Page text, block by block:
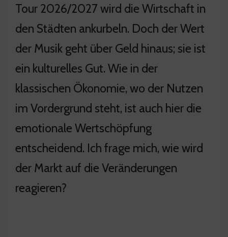
Tour 2026/2027 wird die Wirtschaft in
den Städten ankurbeln. Doch der Wert
der Musik geht über Geld hinaus; sie ist
ein kulturelles Gut. Wie in der
klassischen Ökonomie, wo der Nutzen
im Vordergrund steht, ist auch hier die
emotionale Wertschöpfung
entscheidend. Ich frage mich, wie wird
der Markt auf die Veränderungen
reagieren?